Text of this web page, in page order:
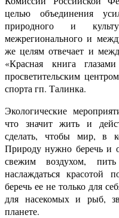
целью объединения
природного и
межрегионального и
же целям отвечает и
«Красная книга
просветительским
спорта гп. Талинка.
Экологические
что значит жить и
сделать, чтобы мир, в
Природу нужно беречь и
свежим воздухом,
наслаждаться
беречь ее не только для
для насекомых и рыб,
планете.